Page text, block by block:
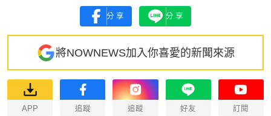
分享 分享
將NOWNEWS加入你喜愛的新聞來源
APP 追蹤 追蹤 好友 訂閱